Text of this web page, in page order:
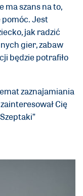
ma szans na to,
pomóc. Jest
jak radzić
gier, zabaw
będzie potrafiło
zaznajamiania
Cię